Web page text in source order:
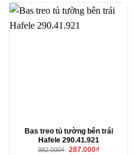
Bas treo tủ tường bên trái
Hafele 290.41.921
382.000₫ Giá
287.000₫Giá